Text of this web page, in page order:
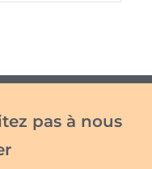
pas à nous